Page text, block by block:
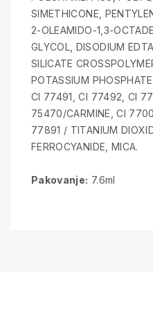
SIMETHICONE,
2-OLEAMIDO-1,3-
GLYCOL, DISODIUM
SILICATE
POTASSIUM
CI 77491, CI 77492, CI
75470/CARMINE, CI
77891 / TITANIUM
FERROCYANIDE, MICA.
Pakovanje: 7.6ml